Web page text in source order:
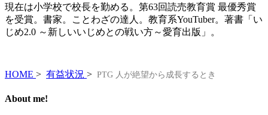
現在は小学校で校長を勤める。第63回読売教育賞 最優秀賞
を受賞。書家。ことわざの達人。教育系YouTuber。著書「い
じめ2.0 ～新しいいじめとの戦い方～愛育出版」。
HOME > 有益状況 > PTG 人が絶望から成長するとき
About me!